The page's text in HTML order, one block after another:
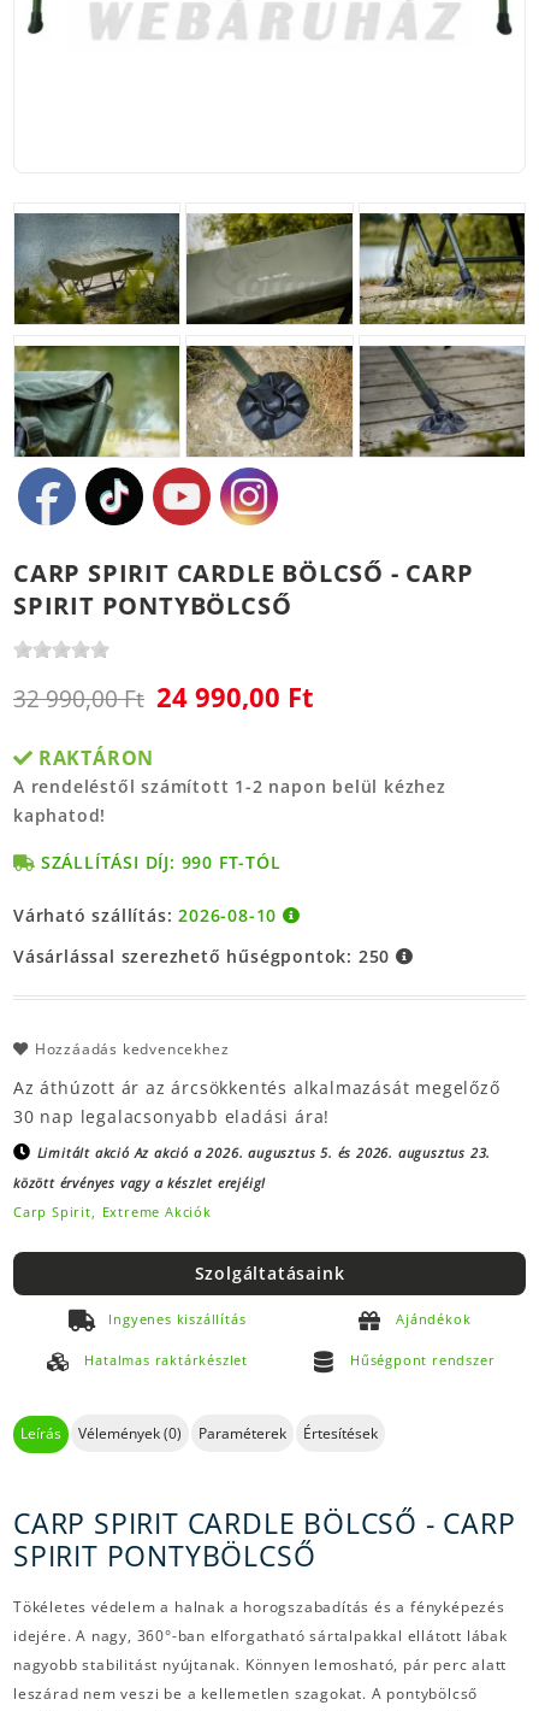
CARP SPIRIT CARDLE BÖLCSŐ - CARP
SPIRIT PONTYBÖLCSŐ
32 990,00 Ft 24 990,00 Ft
RAKTÁRON
A rendeléstől számított 1-2 napon belül kézhez
kaphatod!
SZÁLLÍTÁSI DÍJ: 990 FT-TÓL
Várható szállítás:2026-08-10
Vásárlással szerezhető hűségpontok: 250
Hozzáadás kedvencekhez
Az áthúzott ár az árcsökkentés alkalmazását megelőző
30 nap legalacsonyabb eladási ára!
Limitált akcióAz akció a 2026. augusztus 5. és 2026. augusztus 23.
között érvényes vagy a készlet erejéig!
Carp Spirit, Extreme Akciók
Szolgáltatásaink
Ingyenes kiszállítás Ajándékok
Hatalmas raktárkészlet Hűségpont rendszer
Leírás Vélemények (0) Paraméterek Értesítések
CARP SPIRIT CARDLE BÖLCSŐ - CARP
SPIRIT PONTYBÖLCSŐ
Tökéletes védelem a halnak a horogszabadítás és a fényképezés
idejére. A nagy, 360°-ban elforgatható sártalpakkal ellátott lábak
nagyobb stabilitást nyújtanak. Könnyen lemosható, pár perc alatt
leszárad nem veszi be a kellemetlen szagokat. A pontybölcső